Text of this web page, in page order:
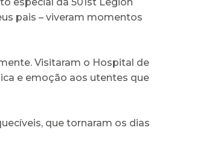
pais – viveram momentos
Visitaram o Hospital de
e emoção aos utentes que
que tornaram os dias